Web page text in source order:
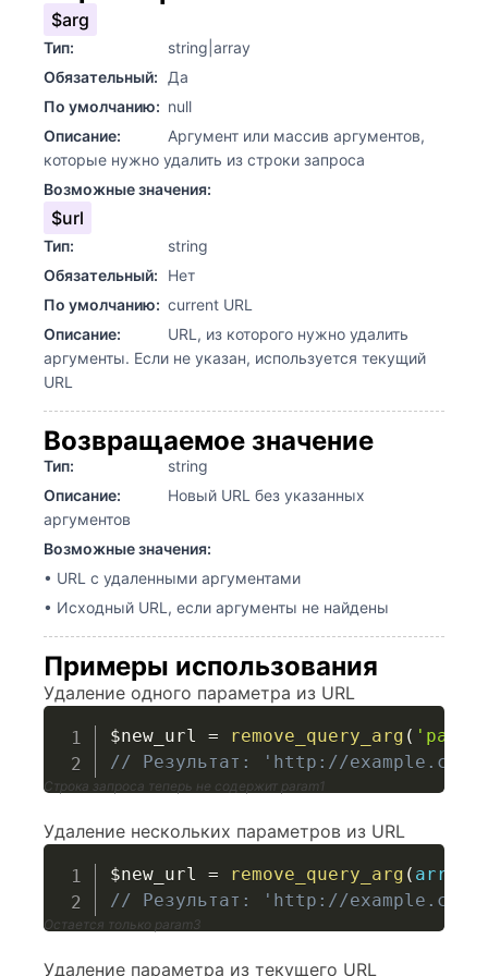
$arg
Тип:
string|array
Обязательный:
Да
По умолчанию: null
Описание:
Аргумент или массив аргументов,
которые нужно удалить из строки запроса
Возможные значения:
$url
Тип:
string
Обязательный:
Нет
По умолчанию: current URL
Описание:
URL, из которого нужно удалить
аргументы. Если не указан, используется текущий
URL
Возвращаемое значение
Тип:
string
Описание:
Новый URL без указанных
аргументов
Возможные значения:
• URL с удаленными аргументами
• Исходный URL, если аргументы не найдены
Примеры использования
Удаление одного параметра из URL
$new_url = remove_query_arg (
// Результат: 'http://example.com/
Строка запроса теперь не содержит param1
Удаление нескольких параметров из URL
$new_url = remove_query_arg ( array
// Результат: 'http://example.com/
Остается только param3
Удаление параметра из текущего URL